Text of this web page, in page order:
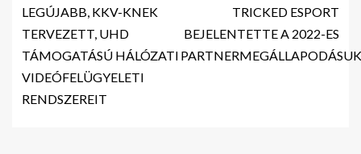
LEGÚJABB, KKV-KNEK
TERVEZETT, UHD
TÁMOGATÁSÚ HÁLÓZATI
VIDEÓFELÜGYELETI
RENDSZEREIT
TRICKED ESPORT
BEJELENTETTE A 2022-ES